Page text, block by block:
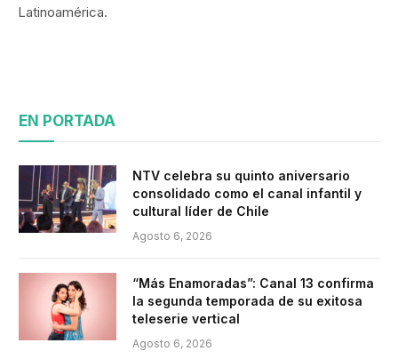
Latinoamérica.
EN PORTADA
NTV celebra su quinto aniversario
consolidado como el canal infantil y
cultural líder de Chile
Agosto 6, 2026
“Más Enamoradas”: Canal 13 confirma
la segunda temporada de su exitosa
teleserie vertical
Agosto 6, 2026